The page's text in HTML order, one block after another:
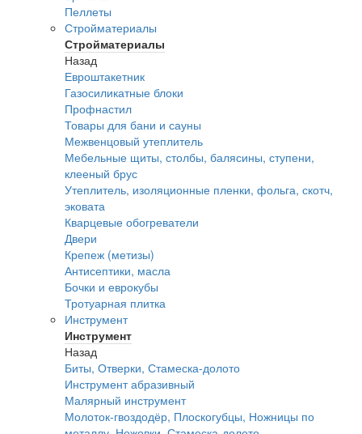
Пеллеты
Стройматериалы
Стройматериалы
Назад
Евроштакетник
Газосиликатные блоки
Профнастил
Товары для бани и сауны
Межвенцовый утеплитель
Мебельные щиты, столбы, балясины, ступени,
клееный брус
Утеплитель, изоляционные пленки, фольга, скотч,
эковата
Кварцевые обогреватели
Двери
Крепеж (метизы)
Антисептики, масла
Бочки и еврокубы
Тротуарная плитка
Инструмент
Инструмент
Назад
Биты, Отверки, Стамеска-долото
Инструмент абразивный
Малярный инструмент
Молоток-гвоздодёр, Плоскогубцы, Ножницы по